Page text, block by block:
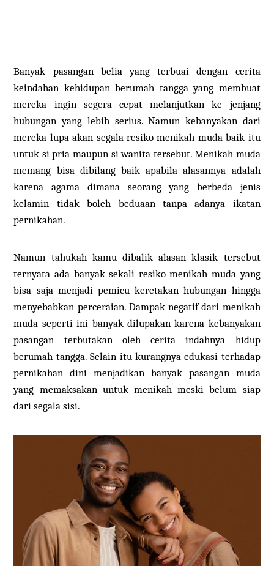
Banyak pasangan belia yang terbuai dengan cerita
keindahan kehidupan berumah tangga yang membuat
mereka ingin segera cepat melanjutkan ke jenjang
hubungan yang lebih serius. Namun kebanyakan dari
mereka lupa akan segala resiko menikah muda baik itu
untuk si pria maupun si wanita tersebut. Menikah muda
memang bisa dibilang baik apabila alasannya adalah
karena agama dimana seorang yang berbeda jenis
kelamin tidak boleh beduaan tanpa adanya ikatan
pernikahan.
Namun tahukah kamu dibalik alasan klasik tersebut
ternyata ada banyak sekali resiko menikah muda yang
bisa saja menjadi pemicu keretakan hubungan hingga
menyebabkan perceraian. Dampak negatif dari menikah
muda seperti ini banyak dilupakan karena kebanyakan
pasangan terbutakan oleh cerita indahnya hidup
berumah tangga. Selain itu kurangnya edukasi terhadap
pernikahan dini menjadikan banyak pasangan muda
yang memaksakan untuk menikah meski belum siap
dari segala sisi.